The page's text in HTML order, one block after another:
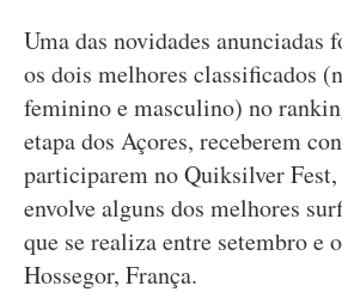
Uma das novidades anunciadas
os dois melhores classificados
feminino e masculino) no
etapa dos Açores, receberem
participarem no Quiksilver
envolve alguns dos melhores
que se realiza entre setembro e
Hossegor, França.